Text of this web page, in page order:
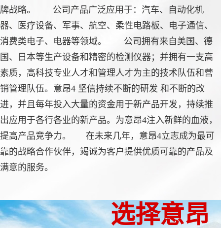
牌战略。 公司产品广泛应用于：汽车、自动化机
器、医疗设备、军事、航空、柔性电路板、电子通信、
消费类电子、电器等领域。 公司拥有来自美国、德
国、日本等生产设备和精密的检测仪器；并拥有一支高
素质，高科技专业人才和管理人才为主的技术队伍和营
销管理队伍。意昂4 坚信持续不断的研发 和不断的改
进，并且每年投入大量的资金用于新产品开发，持续推
出应用于各行各业的新产品。为意昂4注入新鲜的血液，
提高产品竞争力。 在未来几年，意昂4立志成为最可
靠的战略合作伙伴，竭诚为客户提供优质可靠的产品及
满意的服务。
选择意昂